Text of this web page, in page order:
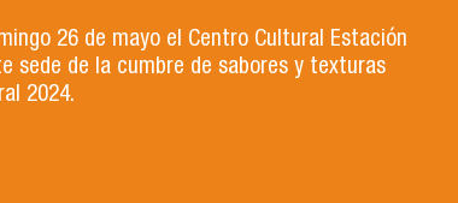
26 de mayo el Centro Cultural Estación
sede de la cumbre de sabores y texturas
2024.